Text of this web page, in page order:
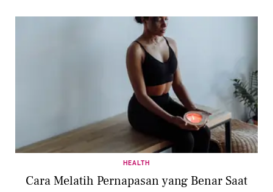
HEALTH
Cara Melatih Pernapasan yang Benar Saat